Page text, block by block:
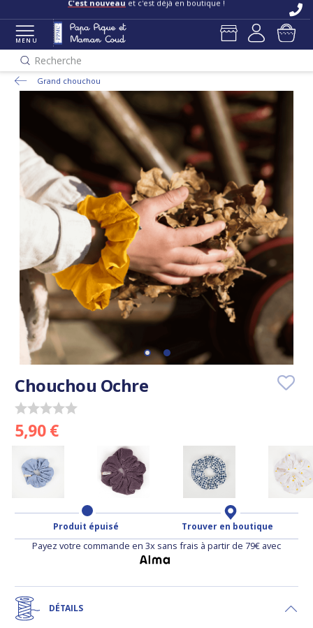
Livraisons et retours offertsen boutique
C'est nouveau et c'est déjà en boutique !
MENU
Recherche
Grand chouchou
Chouchou Ochre
5,90 €
Produit épuisé Trouver en boutique
Payez votre commande en 3x sans frais à partir de 79€ avec
DÉTAILS